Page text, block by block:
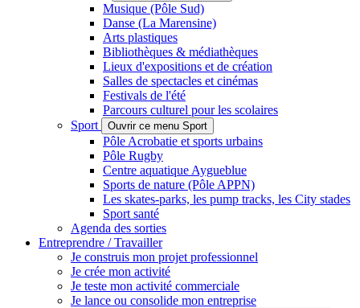
Musique (Pôle Sud)
Danse (La Marensine)
Arts plastiques
Bibliothèques & médiathèques
Lieux d'expositions et de création
Salles de spectacles et cinémas
Festivals de l'été
Parcours culturel pour les scolaires
Sport
Ouvrir ce menu Sport
Pôle Acrobatie et sports urbains
Pôle Rugby
Centre aquatique Aygueblue
Sports de nature (Pôle APPN)
Les skates-parks, les pump tracks, les City stades
Sport santé
Agenda des sorties
Entreprendre / Travailler
Je construis mon projet professionnel
Je crée mon activité
Je teste mon activité commerciale
Je lance ou consolide mon entreprise